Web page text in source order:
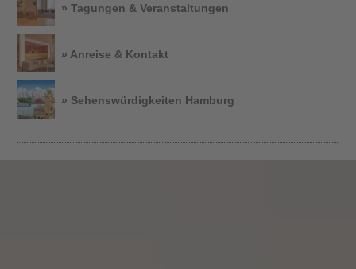
» Tagungen & Veranstaltungen
» Anreise & Kontakt
» Sehenswürdigkeiten Hamburg